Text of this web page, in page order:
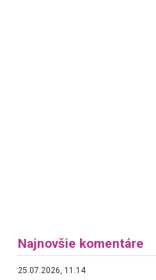
Najnovšie komentáre
25.07.2026, 11:14